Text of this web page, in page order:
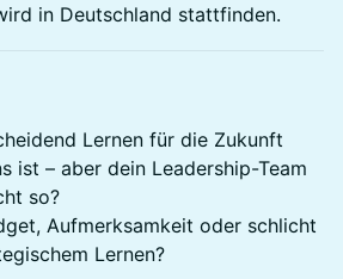
in Deutschland stattfinden.
Lernen für die Zukunft
ist – aber dein Leadership-Team
so?
Aufmerksamkeit oder schlicht
Lernen?